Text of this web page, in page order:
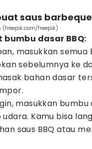
saus barbeque
freepik)
dasar BBQ:
masukkan
sebelumnya ke
bahan dasar
masukkan
Kamu bisa
saus BBQ atau